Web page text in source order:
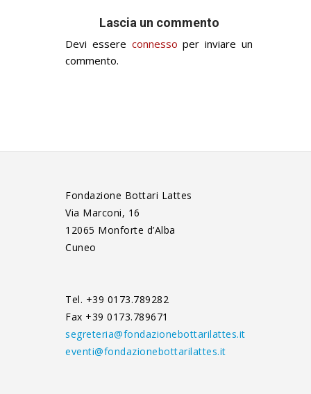
Lascia un commento
Devi essere connesso per inviare un
commento.
Fondazione Bottari Lattes
Via Marconi, 16
12065 Monforte d’Alba
Cuneo
Tel. +39 0173.789282
Fax +39 0173.789671
segreteria@fondazionebottarilattes.it
eventi@fondazionebottarilattes.it